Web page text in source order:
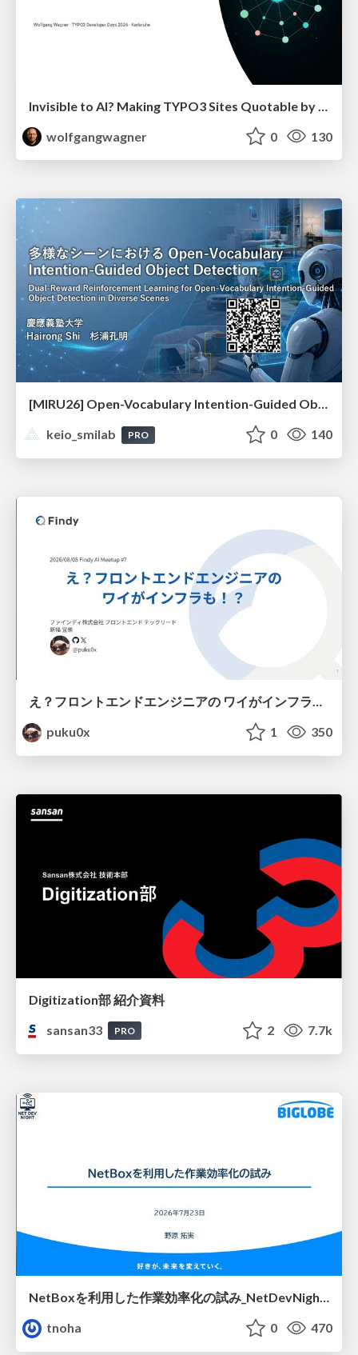
wolfgangwagner
0 130
[MIRU26] Open-Vocabulary Intention-Guided Object Detection in Diverse Scenes
keio_smilab
PRO 0 140
え？フロントエンドエンジニアの ワイがインフラも！？
puku0x
1 350
Digitization部 紹介資料
sansan33
PRO 2 7.7k
NetBoxを利用した作業効率化の試み_NetDevNight4
tnoha
0 470